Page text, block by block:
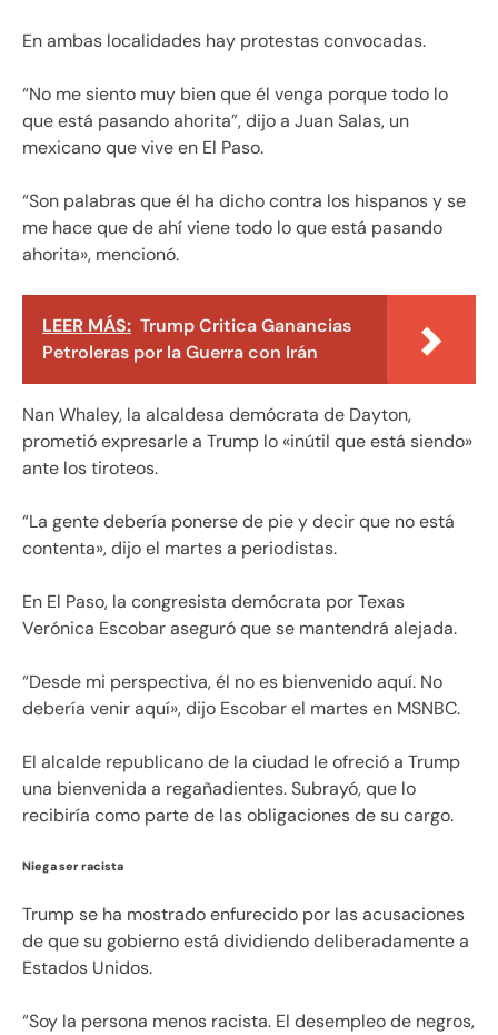
En ambas localidades hay protestas convocadas.
“No me siento muy bien que él venga porque todo lo
que está pasando ahorita”, dijo a Juan Salas, un
mexicano que vive en El Paso.
“Son palabras que él ha dicho contra los hispanos y se
me hace que de ahí viene todo lo que está pasando
ahorita», mencionó.
LEER MÁS: Trump Critica Ganancias
Petroleras por la Guerra con Irán
Nan Whaley, la alcaldesa demócrata de Dayton,
prometió expresarle a Trump lo «inútil que está siendo»
ante los tiroteos.
“La gente debería ponerse de pie y decir que no está
contenta», dijo el martes a periodistas.
En El Paso, la congresista demócrata por Texas
Verónica Escobar aseguró que se mantendrá alejada.
“Desde mi perspectiva, él no es bienvenido aquí. No
debería venir aquí», dijo Escobar el martes en MSNBC.
El alcalde republicano de la ciudad le ofreció a Trump
una bienvenida a regañadientes. Subrayó, que lo
recibiría como parte de las obligaciones de su cargo.
Niega ser racista
Trump se ha mostrado enfurecido por las acusaciones
de que su gobierno está dividiendo deliberadamente a
Estados Unidos.
“Soy la persona menos racista. El desempleo de negros,